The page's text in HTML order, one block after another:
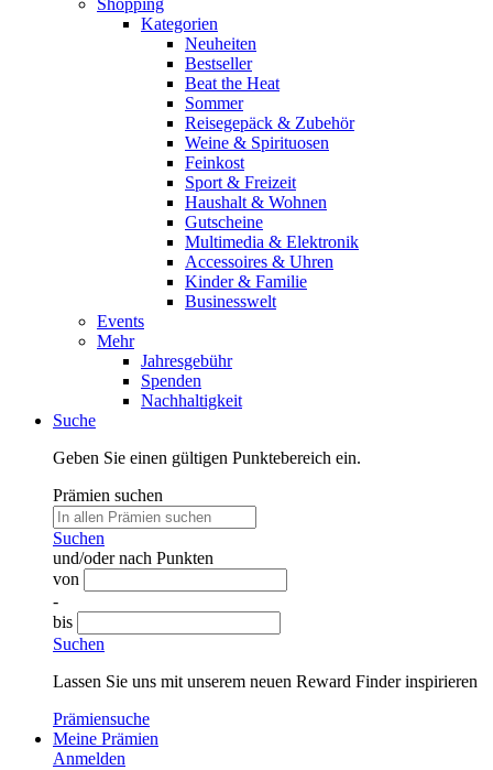
Shopping
Kategorien
Neuheiten
Bestseller
Beat the Heat
Sommer
Reisegepäck & Zubehör
Weine & Spirituosen
Feinkost
Sport & Freizeit
Haushalt & Wohnen
Gutscheine
Multimedia & Elektronik
Accessoires & Uhren
Kinder & Familie
Businesswelt
Events
Mehr
Jahresgebühr
Spenden
Nachhaltigkeit
Suche
Geben Sie einen gültigen Punktebereich ein.
Prämien suchen
Suchen
und/oder nach Punkten
von
-
bis
Suchen
Lassen Sie uns mit unserem neuen Reward Finder inspirieren
Prämiensuche
Meine Prämien
Anmelden